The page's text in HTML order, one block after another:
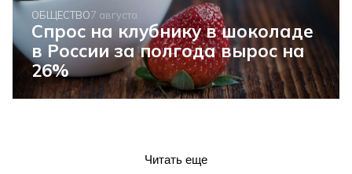
ОБЩЕСТВО7 августа
Спрос на клубнику в шоколаде
в России за полгода вырос на
26%
Читать еще